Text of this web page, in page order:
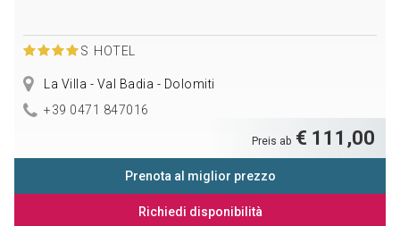
S HOTEL
La Villa - Val Badia - Dolomiti
+39 0471 847016
Preis ab € 111,00
Prenota al miglior prezzo
Richiedi disponibilità